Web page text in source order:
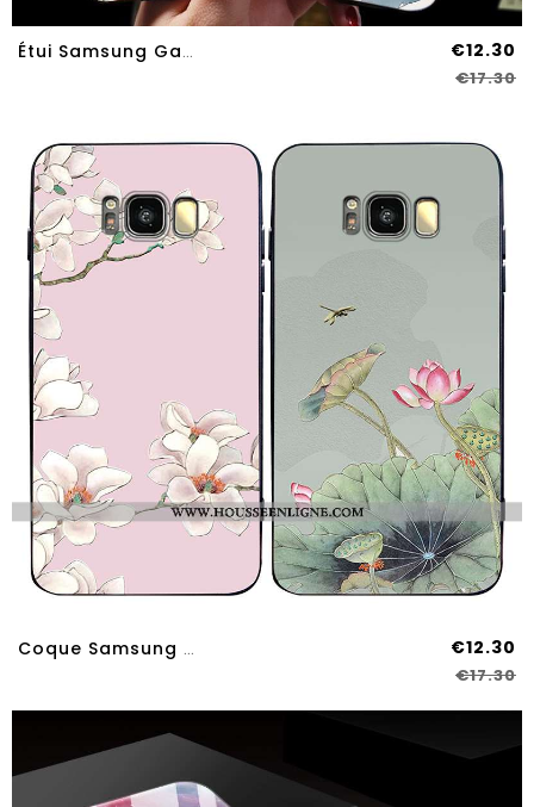
Étui Samsung Galaxy S8 Fluide Doux Silicone Étoile Créatif Protection Incassable Bleu €12.30
€17.30
Coque Samsung Galaxy S8 Délavé En Daim Ornements Suspendus Style Chinois Tout Compris Étui Incassabl €12.30
€17.30